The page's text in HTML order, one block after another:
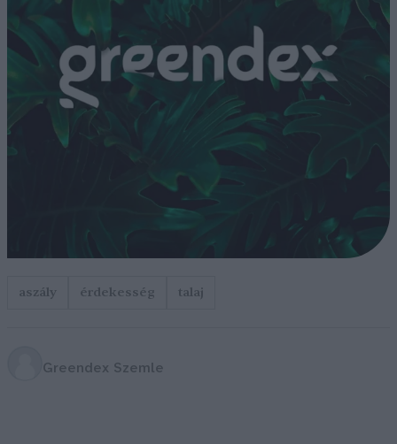
aszály érdekesség talaj
Greendex Szemle